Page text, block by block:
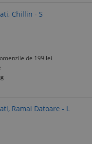
Chillin - S
de 199 lei
Ramai Datoare - L